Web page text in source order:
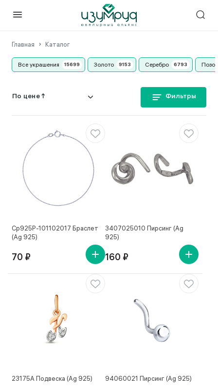
Главная Каталог
Все украшения Золото Серебро
Фильтры
Ср925Р-101102017 Браслет
(Ag 925)
70 ₽
3407025010 Пирсинг (Ag
925)
160 ₽
23175А Подвеска (Ag 925) 94060021 Пирсинг (Ag 925)